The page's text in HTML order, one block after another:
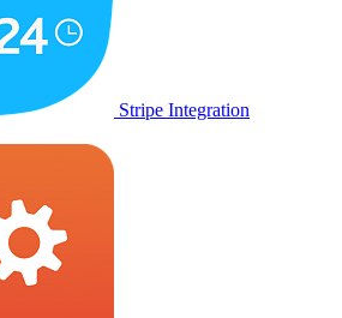
Stripe Integration